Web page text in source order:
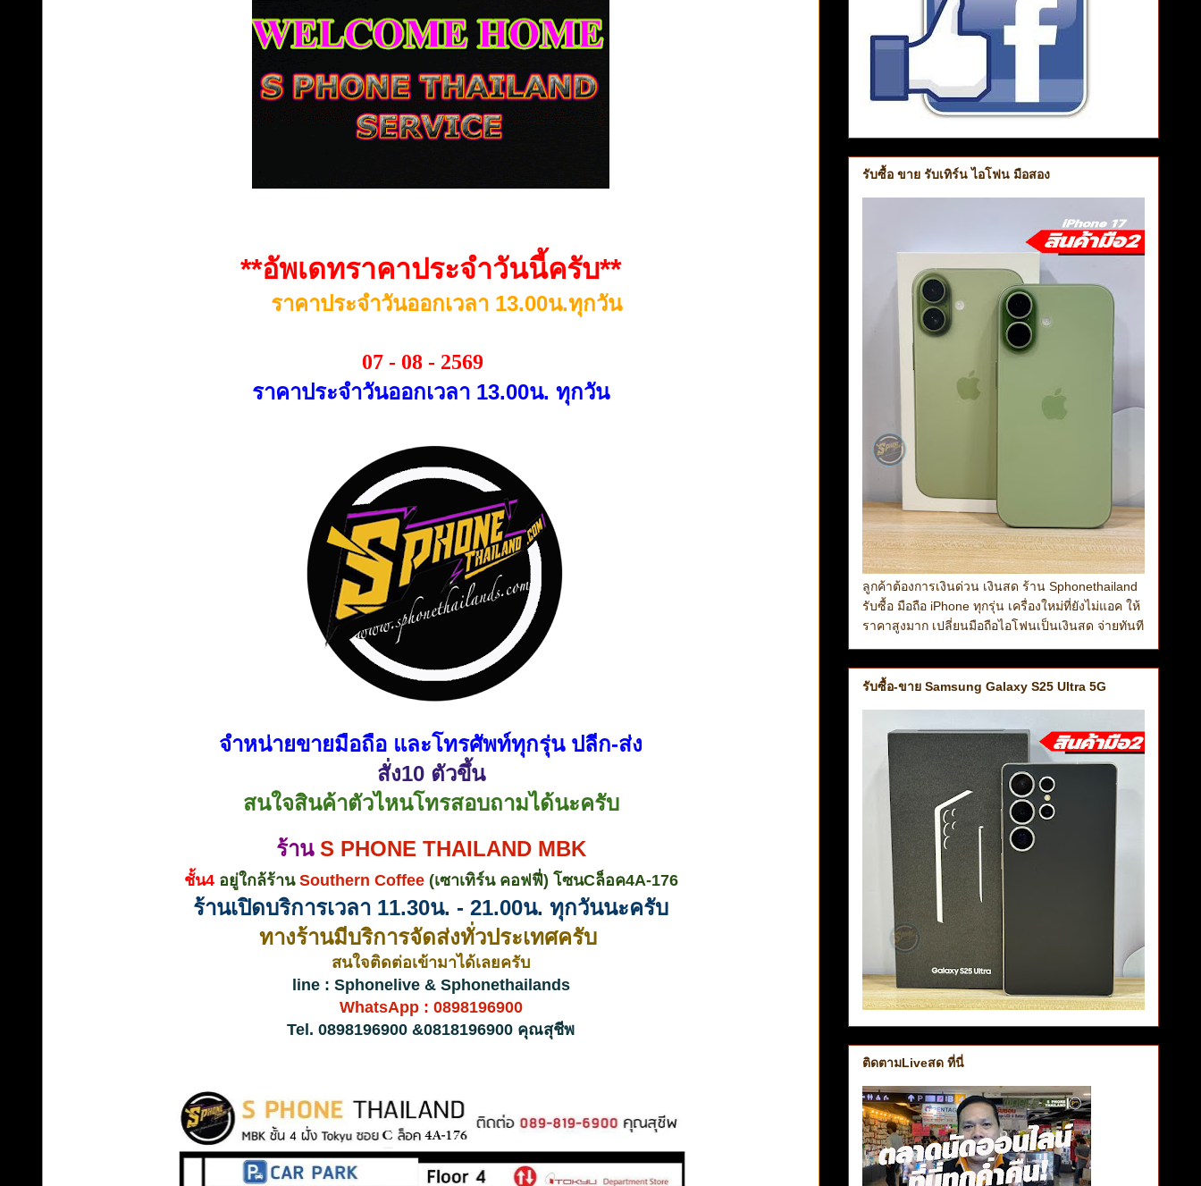
**อัพเดทราคาประจำวันนี้ครับ**
ราคาประจำวันออกเวลา 13.00น.ทุกวัน
07 - 08 - 2569
ราคาประจำวันออกเวลา 13.00น. ทุกวัน
จำหน่ายขายมือถือ และโทรศัพท์ทุกรุ่น ปลีก-ส่ง
สั่ง10 ตัวขึ้น
สนใจสินค้าตัวไหนโทรสอบถามได้นะครับ
ร้าน S PHONE THAILAND MBK
ชั้น4 อยู่ใกล้ร้าน Southern Coffee(เซาเทิร์น คอฟฟี่) โซนCล็อค4A-176
ร้านเปิดบริการเวลา 11.30น. - 21.00น. ทุกวันนะครับ
ทางร้านมีบริการจัดส่งทั่วประเทศครับ
สนใจติดต่อเข้ามาได้เลยครับ
line : Sphonelive & Sphonethailands
WhatsApp: 0898196900
Tel. 0898196900 &0818196900 คุณสุชีพ
รับซื้อ ขาย รับเทิร์น ไอโฟน มือสอง
ลูกค้าต้องการเงินด่วน เงินสด ร้าน Sphonethailand
รับซื้อ มือถือ iPhone ทุกรุ่น เครื่องใหม่ที่ยังไม่แอค ให้
ราคาสูงมาก เปลี่ยนมือถือไอโฟนเป็นเงินสด จ่ายทันที
รับซื้อ-ขาย Samsung Galaxy S25 Ultra 5G
ติดตามLiveสด ที่นี่